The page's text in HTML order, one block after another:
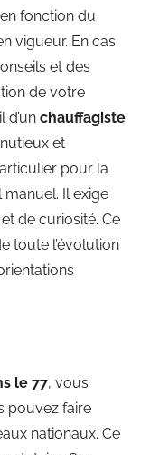
fonction du
vigueur. En cas
et des
de votre
chauffagiste
et
pour la
Il exige
de curiosité. Ce
toute l’évolution
le 77, vous
pouvez faire
nationaux. Ce